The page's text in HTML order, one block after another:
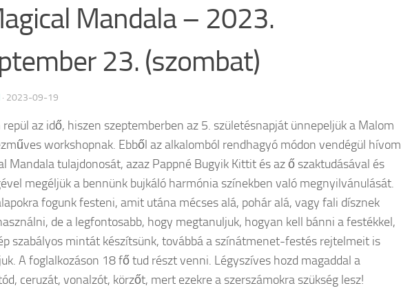
Mandala – 2023.
23. (szombat)
· 2023-09-19
repül az idő, hiszen szeptemberben az 5. születésnapját ünnepeljük a Malom
workshopnak. Ebből az alkalomból rendhagyó módon vendégül hívom
Mandala tulajdonosát, azaz Pappné Bugyik Kittit és az ő szaktudásával és
megéljük a bennünk bujkáló harmónia színekben való megnyilvánulását.
fogunk festeni, amit utána mécses alá, pohár alá, vagy fali dísznek
de a legfontosabb, hogy megtanuljuk, hogyan kell bánni a festékkel,
szabályos mintát készítsünk, továbbá a színátmenet-festés rejtelmeit is
A foglalkozáson 18 fő tud részt venni. Légyszíves hozd magaddal a
ceruzát, vonalzót, körzőt, mert ezekre a szerszámokra szükség lesz!